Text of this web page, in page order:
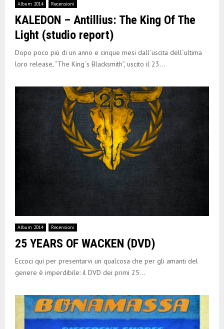
Album 2014 Recensioni
KALEDON – Antillius: The King Of The
Light (studio report)
Dopo poco più di un anno e cinque mesi dall´uscita dell´ultima
loro release, “The King´s Blacksmith”, uscito il 23...
Album 2014 Recensioni
25 YEARS OF WACKEN (DVD)
Eccoci qui per presentarvi un qualcosa che per gli amanti del
genere è imperdibile: il DVD dei primi 25...